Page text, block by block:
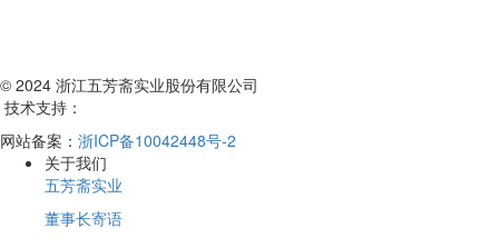
© 2024 浙江五芳斋实业股份有限公司
技术支持：
网站备案： 浙ICP备10042448号-2
关于我们
五芳斋实业
董事长寄语